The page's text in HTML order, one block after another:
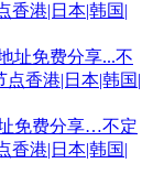
香港|日本|韩国|
址免费分享…不定
香港|日本|韩国|